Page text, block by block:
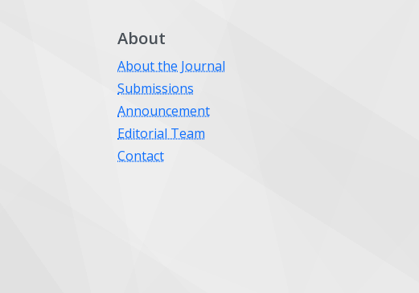
About
About the Journal
Submissions
Announcement
Editorial Team
Contact